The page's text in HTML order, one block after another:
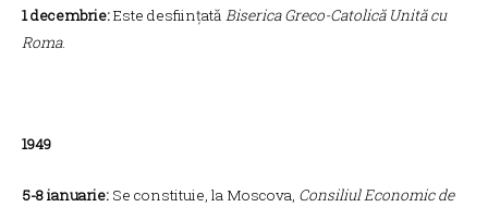
1 decembrie:Este desființată Biserica Greco-Catolică Unită cu
Roma.
1949
5-8 ianuarie: Se constituie, la Moscova, Consiliul Economic de